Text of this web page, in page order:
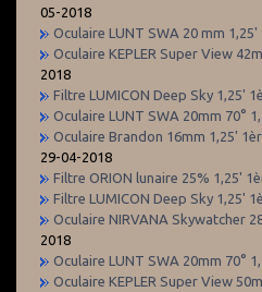
05-2018
Oculaire LUNT SWA 20 mm 1,25'
Oculaire KEPLER Super View
2018
Filtre LUMICON Deep Sky 1,25'
Oculaire LUNT SWA 20mm 70°
Oculaire Brandon 16mm 1,25'
29-04-2018
Filtre ORION lunaire 25% 1,25'
Filtre LUMICON Deep Sky 1,25'
Oculaire NIRVANA Skywatcher
2018
Oculaire LUNT SWA 20mm 70°
Oculaire KEPLER Super View